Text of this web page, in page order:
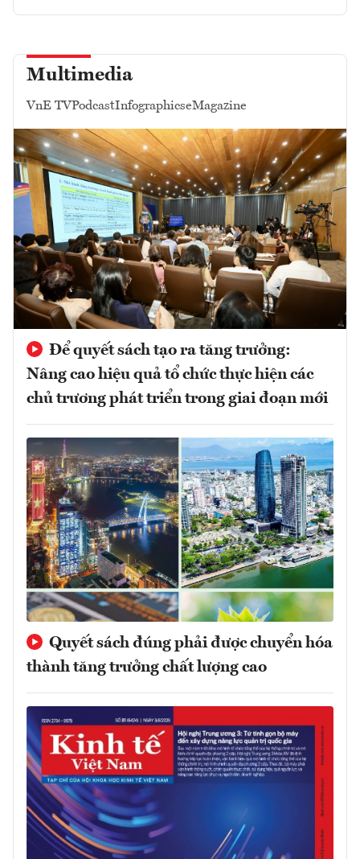
Multimedia
VnE TVPodcastInfographicseMagazine
Để quyết sách tạo ra tăng trưởng:
Nâng cao hiệu quả tổ chức thực hiện các
chủ trương phát triển trong giai đoạn mới
Quyết sách đúng phải được chuyển hóa
thành tăng trưởng chất lượng cao